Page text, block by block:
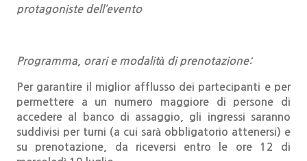
protagoniste dell’evento
Programma, orari e modalità di prenotazione:
Per garantire il miglior afflusso dei partecipanti e per
permettere a un numero maggiore di persone di
accedere al banco di assaggio, gli ingressi saranno
suddivisi per turni ( a cui sarà obbligatorio attenersi) e
su prenotazione, da riceversi entro le ore 12 di